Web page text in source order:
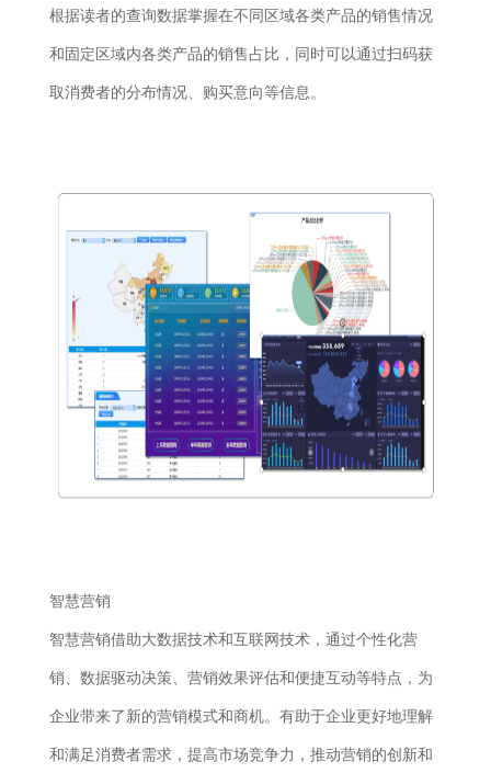
根据读者的查询数据掌握在不同区域各类产品的销售情况
和固定区域内各类产品的销售占比，同时可以通过扫码获
取消费者的分布情况、购买意向等信息。
智慧营销
智慧营销借助大数据技术和互联网技术，通过个性化营
销、数据驱动决策、营销效果评估和便捷互动等特点，为
企业带来了新的营销模式和商机。有助于企业更好地理解
和满足消费者需求，提高市场竞争力，推动营销的创新和